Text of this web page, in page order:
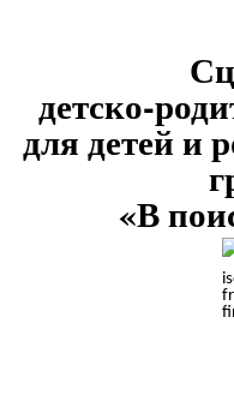
детско-
для детей и
«В